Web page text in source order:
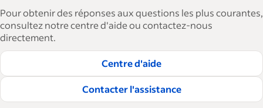
Pour obtenir des réponses aux questions les plus courantes,
consultez notre centre d'aide ou contactez-nous
directement.
Centre d'aide
Contacter l'assistance